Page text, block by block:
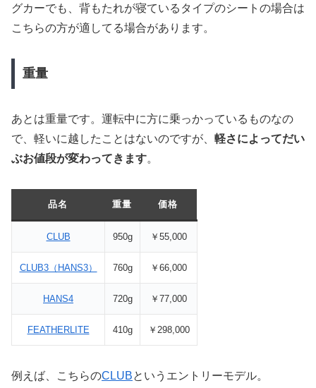
グカーでも、背もたれが寝ているタイプのシートの場合は
こちらの方が適してる場合があります。
重量
あとは重量です。運転中に方に乗っかっているものなの
で、軽いに越したことはないのですが、 軽さによってだい
ぶお値段が変わってきます。
品名 重量 価格
CLUB 950g ￥55,000
CLUB3（HANS3） 760g ￥66,000
HANS4 720g ￥77,000
FEATHERLITE 410g ￥298,000
例えば、こちらのCLUBというエントリーモデル。